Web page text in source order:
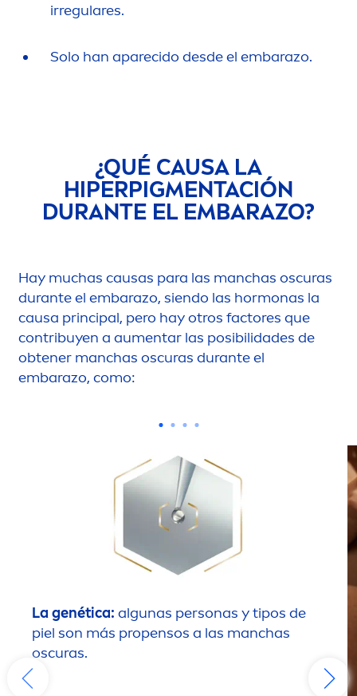
irregulares.
Solo han aparecido desde el embarazo.
¿QUÉ CAUSA LA
HIPERPIGMENTACIÓN
DURANTE EL EMBARAZO?
Hay muchas causas para las manchas oscuras
durante el embarazo, siendo las hormonas la
causa principal, pero hay otros factores que
contribuyen a aumentar las posibilidades de
obtener manchas oscuras durante el
embarazo, como:
La genética: algunas personas y tipos de
piel son más propensos a las manchas
oscuras.